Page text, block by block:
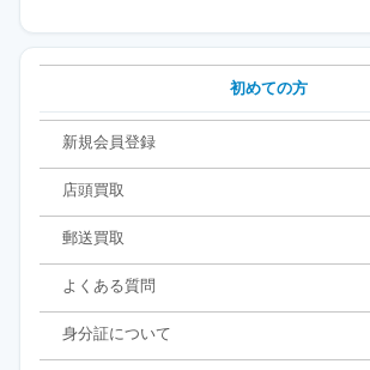
初めての方
新規会員登録
店頭買取
郵送買取
よくある質問
身分証について